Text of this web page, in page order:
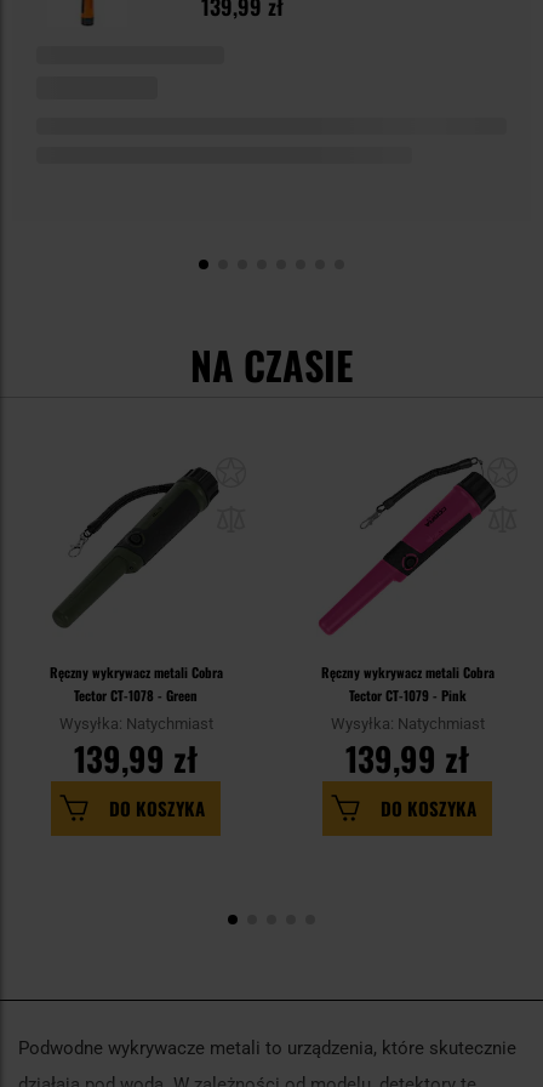
NA CZASIE
Ręczny wykrywacz metali Cobra
Tector CT-1078 - Green
Wysyłka: Natychmiast
139,99 zł
DO KOSZYKA
Ręczny wykrywacz metali Cobra
Tector CT-1079 - Pink
Wysyłka: Natychmiast
139,99 zł
DO KOSZYKA
Podwodne wykrywacze metali to urządzenia, które skutecznie